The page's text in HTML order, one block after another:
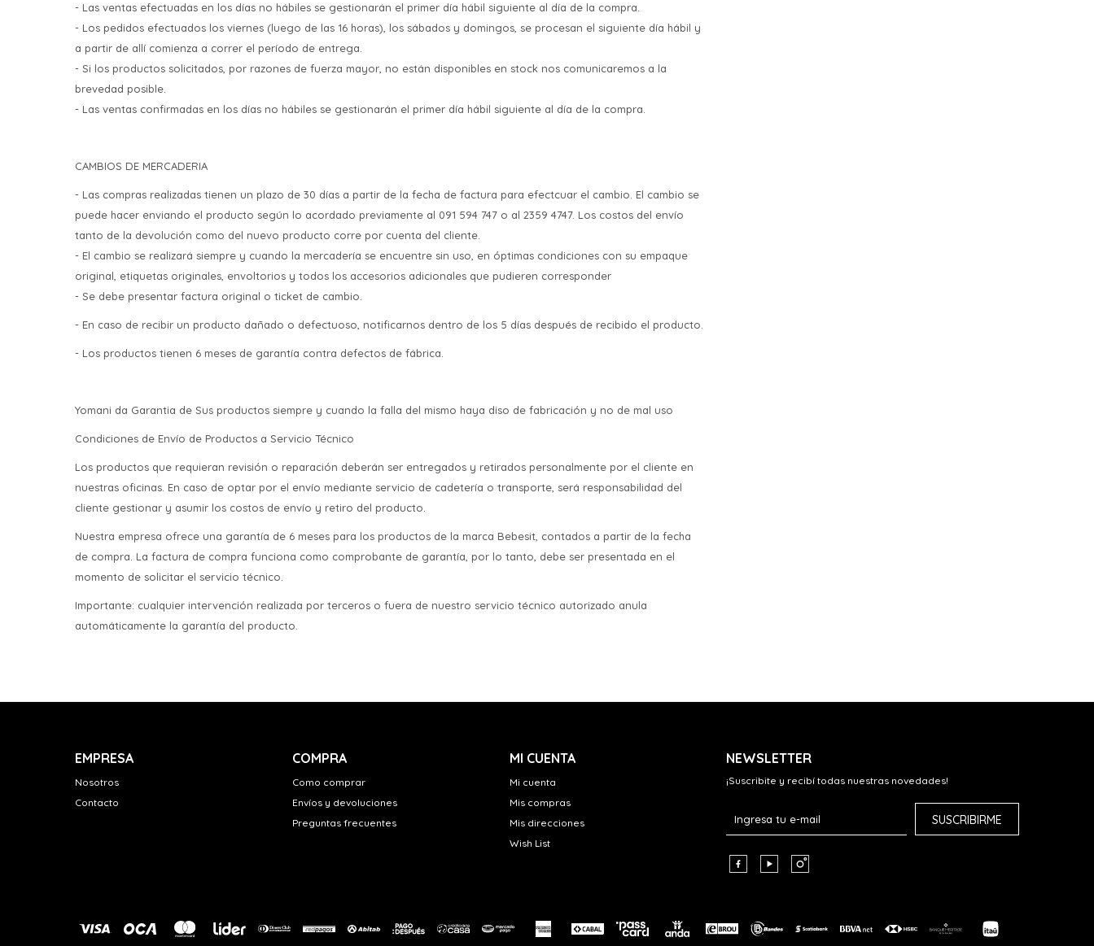
- Las ventas efectuadas en los días no hábiles se gestionarán el primer día hábil siguiente al día de la compra.
- Los pedidos efectuados los viernes (luego de las 16 horas), los sábados y domingos, se procesan el siguiente día hábil y
a partir de allí comienza a correr el período de entrega.
- Si los productos solicitados, por razones de fuerza mayor, no están disponibles en stock nos comunicaremos a la
brevedad posible.
- Las ventas confirmadas en los días no hábiles se gestionarán el primer día hábil siguiente al día de la compra.
CAMBIOS DE MERCADERIA
- Las compras realizadas tienen un plazo de 30 días a partir de la fecha de factura para efectcuar el cambio. El cambio se
puede hacer enviando el producto según lo acordado previamente al 091 594 747 o al 2359 4747. Los costos del envío
tanto de la devolución como del nuevo producto corre por cuenta del cliente.
- El cambio se realizará siempre y cuando la mercadería se encuentre sin uso, en óptimas condiciones con su empaque
original, etiquetas originales, envoltorios y todos los accesorios adicionales que pudieren corresponder
- Se debe presentar factura original o ticket de cambio.
- En caso de recibir un producto dañado o defectuoso, notificarnos dentro de los 5 días después de recibido el producto.
- Los productos tienen 6 meses de garantía contra defectos de fábrica.
Yomani da Garantia de Sus productos siempre y cuando la falla del mismo haya diso de fabricación y no de mal uso
Condiciones de Envío de Productos a Servicio Técnico
Los productos que requieran revisión o reparación deberán ser entregados y retirados personalmente por el cliente en
nuestras oficinas. En caso de optar por el envío mediante servicio de cadetería o transporte, será responsabilidad del
cliente gestionar y asumir los costos de envío y retiro del producto.
Nuestra empresa ofrece una garantía de 6 meses para los productos de la marca Bebesit, contados a partir de la fecha
de compra. La factura de compra funciona como comprobante de garantía, por lo tanto, debe ser presentada en el
momento de solicitar el servicio técnico.
Importante: cualquier intervención realizada por terceros o fuera de nuestro servicio técnico autorizado anula
automáticamente la garantía del producto.
EMPRESA
Nosotros
Contacto
COMPRA
Como comprar
Envíos y devoluciones
Preguntas frecuentes
MI CUENTA
Mi cuenta
Mis compras
Mis direcciones
Wish List
NEWSLETTER
¡Suscribite y recibí todas nuestras novedades!
SUSCRIBIRME
  